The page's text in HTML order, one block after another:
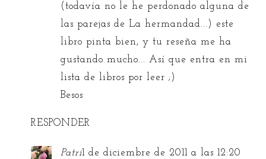
(todavía no le he perdonado alguna de
las parejas de La hermandad...) este
libro pinta bien, y tu reseña me ha
gustando mucho... Así que entra en mi
lista de libros por leer ;)
Besos
RESPONDER
Patri1 de diciembre de 2011 a las 12:20